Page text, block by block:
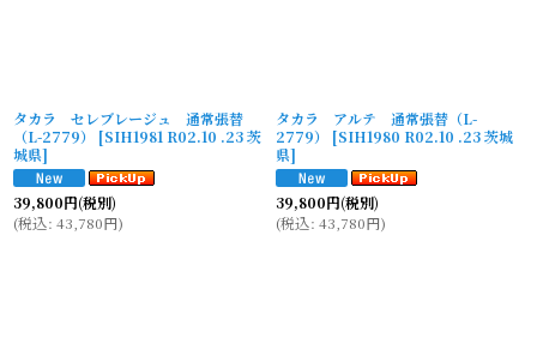
タカラ セレブレージュ 通常張替
（L-2779）
[SIH1981 R02.10 .23 茨
城県]
39,800円(税別)
(税込: 43,780円)
タカラ アルテ 通常張替（L-
2779）
[SIH1980 R02.10 .23 茨城
県]
39,800円(税別)
(税込: 43,780円)